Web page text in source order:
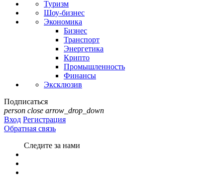
Туризм
Шоу-бизнес
Экономика
Бизнес
Транспорт
Энергетика
Крипто
Промышленность
Финансы
Эксклюзив
Подписаться
person close arrow_drop_down
Вход Регистрация
Обратная связь
Следите за нами